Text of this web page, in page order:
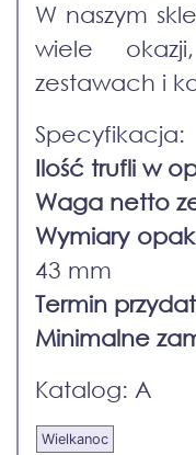
W naszym
wiele
zestawach i
Specyfikacja:
Ilość trufli w
Waga netto
Wymiary
43 mm
Termin
Minimalne
Katalog: A
Wielkanoc